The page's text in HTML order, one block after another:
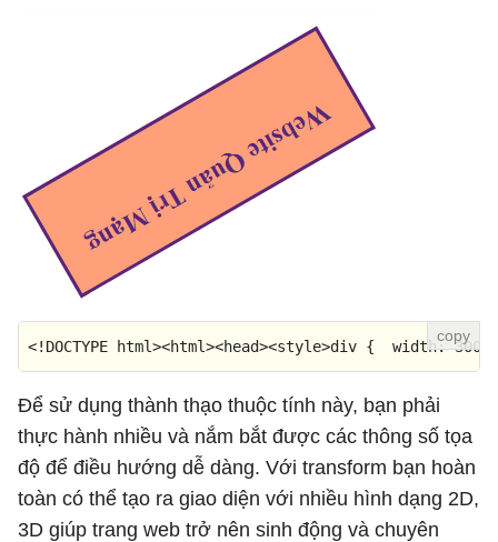
<!DOCTYPE html><html><head><style>div { width: 300px
Để sử dụng thành thạo thuộc tính này, bạn phải
thực hành nhiều và nắm bắt được các thông số tọa
độ để điều hướng dễ dàng. Với transform bạn hoàn
toàn có thể tạo ra giao diện với nhiều hình dạng 2D,
3D giúp trang web trở nên sinh động và chuyên